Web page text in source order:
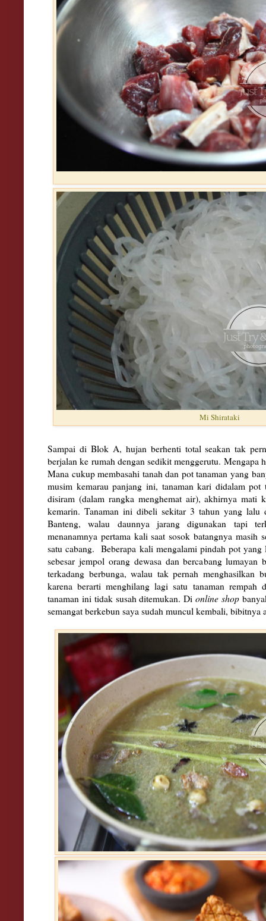
Mi Shirataki
Sampai di Blok A, hujan berhenti total seakan tak
berjalan ke rumah dengan sedikit menggerutu. Mengapa
Mana cukup membasahi tanah dan pot tanaman yang
musim kemarau panjang ini, tanaman kari didalam pot
disiram (dalam rangka menghemat air), akhirnya mati
kemarin. Tanaman ini dibeli sekitar 3 tahun yang lalu
Banteng, walau daunnya jarang digunakan tapi
menanamnya pertama kali saat sosok batangnya masih
satu cabang. Beberapa kali mengalami pindah pot yang
sebesar jempol orang dewasa dan bercabang
terkadang berbunga, walau tak pernah menghasilkan
karena berarti menghilang lagi satu tanaman rempah
tanaman ini tidak susah ditemukan. Di online shop
semangat berkebun saya sudah muncul kembali,